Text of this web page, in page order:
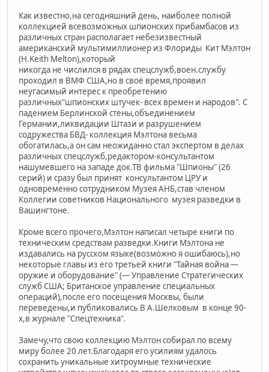
Как известно,на сегодняшний день, наиболее полной
коллекцией всевозможных шпионских прибамбасов из
различных стран располагает небезизвестный
американский мультимиллионер из Флориды Кит Мэлтон
(H.Keith Melton),который
никогда не числился в рядах спецслужб,воен.службу
проходил в ВМФ США,но в своё время,проявил
неугасимый интерес к преобретению
различных"шпионских штучек- всех времен и народов". С
падением Берлинской стены,объединением
Германии,ликвидации Штази и разрушением
содружества БВД- коллекция Мэлтона весьма
обогатилась,а он сам неожиданно стал экспертом в делах
различных спецслужб,редактором-консультантом
нашумевшего на западе док.ТВ фильма "Шпионы" (26
серий) и сразу был принят консультантом ЦРУ и
одновременно сотрудником Музея АНБ,став членом
Коллегии советников Национального музея разведки в
Вашингтоне.
Кроме всего прочего,Мэлтон написал четыре книги по
техническим средствам разведки.Книги Мэлтона не
издавались на русском языке(возможно я ошибаюсь),но
некоторые главы из его третьей книги "Тайная война —
оружие и оборудование" (— Управление Стратегических
служб США; Британское управление специальных
операций),после его посещения Москвы, были
переведены,и публиковались В А.Шелковым в конце 90-
х,в журнале "Спецтехника".
Замечу,что свою коллекцию Мэлтон собирал по всему
миру более 20 лет.Благодаря его усилиям удалось
сохранить уникальные хитроумные технические